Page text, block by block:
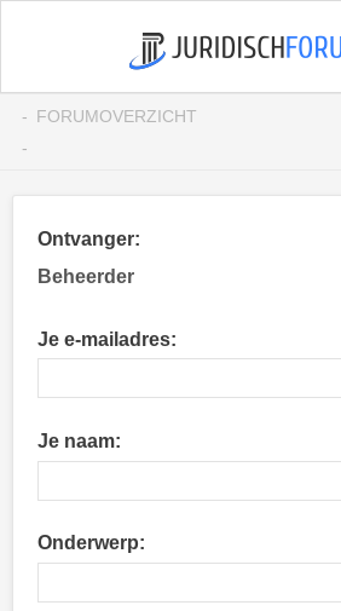
FORUMOVERZICHT
Ontvanger:
Beheerder
Je e-mailadres:
Je naam:
Onderwerp: